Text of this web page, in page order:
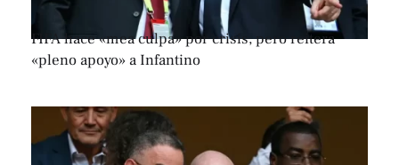
FIFA hace «mea culpa» por crisis, pero reitera
«pleno apoyo» a Infantino